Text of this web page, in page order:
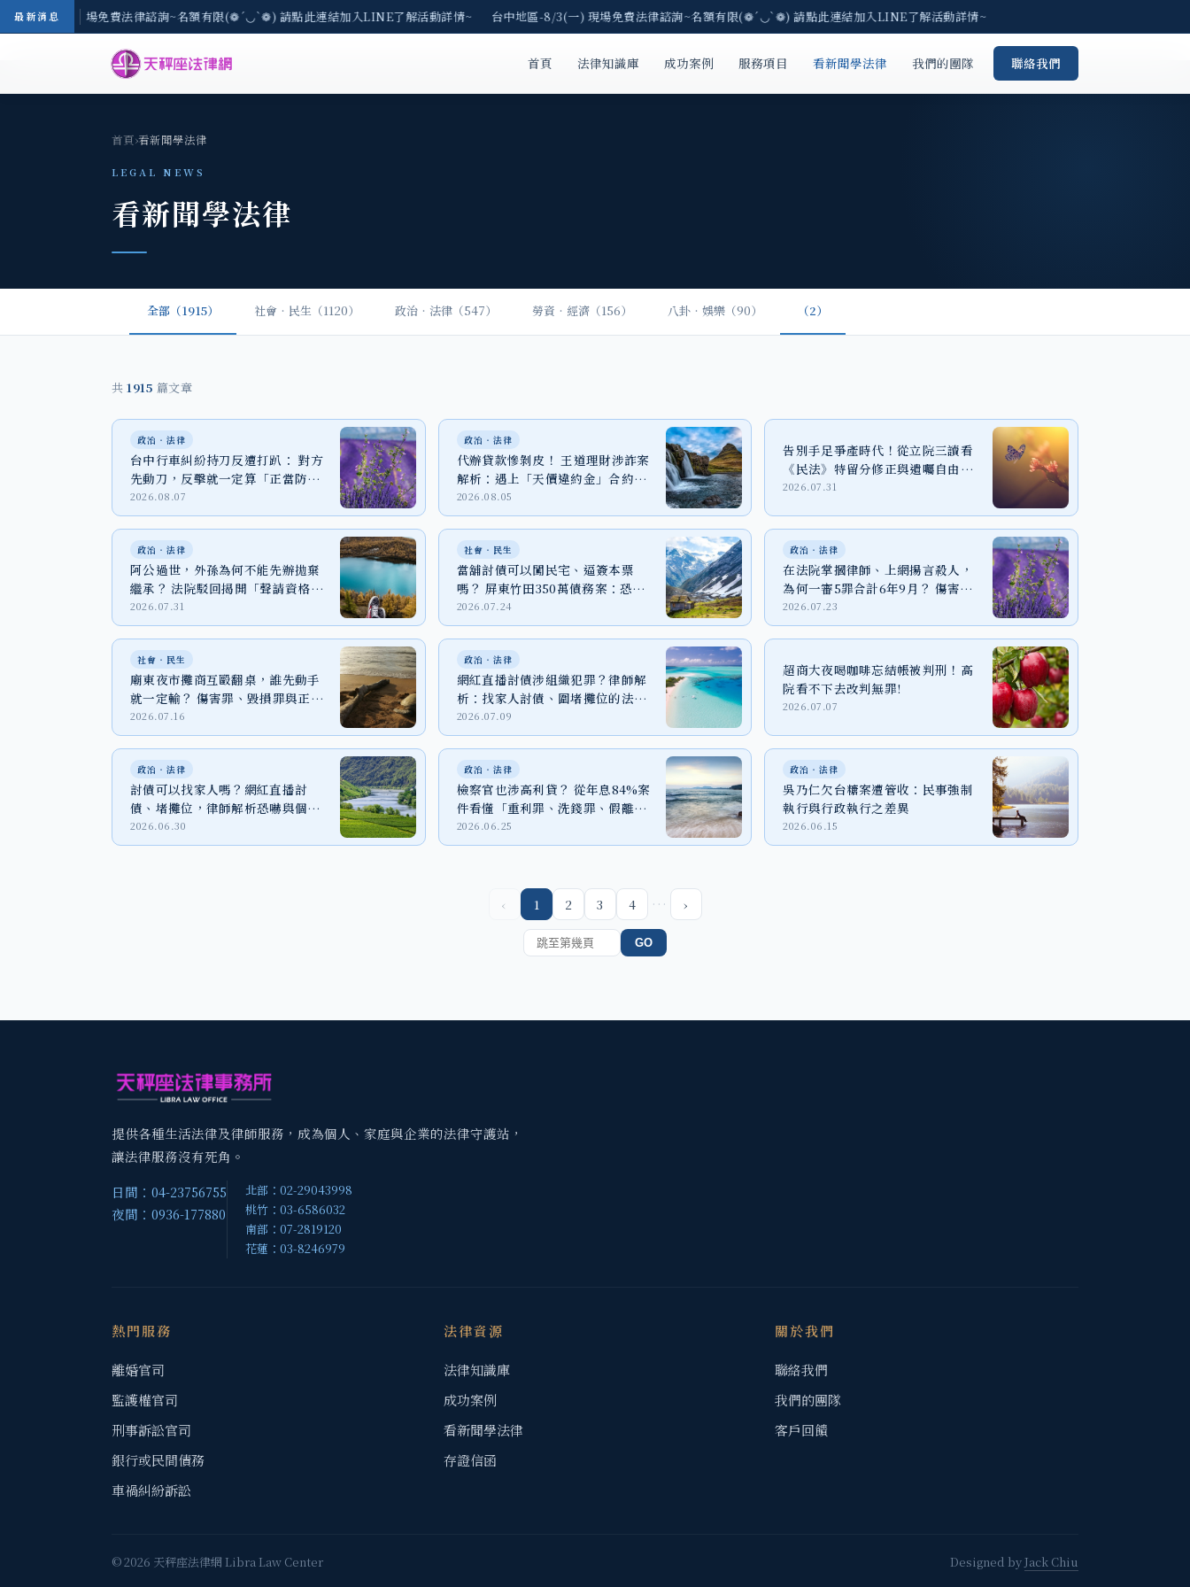
最新消息
區-8/3(一) 現場免費法律諮詢~名額有限(❁´◡`❁) 請點此連結加入LINE了解活動詳情~ 台中地區-8/3(一) 現場免費法律諮詢~名額有限(❁´◡`❁) 請點此連結加入LINE了解活動詳情~
首頁 法律知識庫 成功案例 服務項目 看新聞學法律 我們的團隊 聯絡我們
首頁›看新聞學法律
LEGAL NEWS
看新聞學法律
全部（1915） 社會‧民生（1120） 政治‧法律（547） 勞資‧經濟（156） 八卦‧娛樂（90） （2）
共 1915 篇文章
政治‧法律
台中行車糾紛持刀反遭打趴： 對方
先動刀，反擊就一定算「正當防
衛」嗎？
2026.08.07
政治‧法律
代辦貸款慘剝皮！ 王道理財涉詐案
解析：遇上「天價違約金」合約該
怎麼辦？
2026.08.05
告別手足爭產時代！從立院三讀看
《民法》特留分修正與遺囑自由之
實踐
2026.07.31
政治‧法律
阿公過世，外孫為何不能先辦拋棄
繼承？ 法院駁回揭開「聲請資格」
關鍵
2026.07.31
社會‧民生
當舖討債可以闖民宅、逼簽本票
嗎？ 屏東竹田350萬債務案：恐嚇
取財、強制罪與家屬自保
2026.07.24
政治‧法律
在法院掌摑律師、上網揚言殺人，
為何一審5罪合計6年9月？ 傷害、
恐嚇與個資法一次看懂
2026.07.23
社會‧民生
廟東夜市攤商互毆翻桌，誰先動手
就一定輸？ 傷害罪、毀損罪與正當
防衛一次看
2026.07.16
政治‧法律
網紅直播討債涉組織犯罪？律師解
析：找家人討債、圍堵攤位的法律
代價
2026.07.09
超商大夜喝咖啡忘結帳被判刑！高
院看不下去改判無罪!
2026.07.07
政治‧法律
討債可以找家人嗎？網紅直播討
債、堵攤位，律師解析恐嚇與個資
外洩風險
2026.06.30
政治‧法律
檢察官也涉高利貸？ 從年息84%案
件看懂「重利罪、洗錢罪、假離
婚」法律風險
2026.06.25
政治‧法律
吳乃仁欠台糖案遭管收：民事強制
執行與行政執行之差異
2026.06.15
‹ 1 2 3 4 … ›
GO
提供各種生活法律及律師服務，成為個人、家庭與企業的法律守護站，
讓法律服務沒有死角。
日間：04-23756755
夜間：0936-177880
北部：02-29043998
桃竹：03-6586032
南部：07-2819120
花蓮：03-8246979
熱門服務
離婚官司
監護權官司
刑事訴訟官司
銀行或民間債務
車禍糾紛訴訟
法律資源
法律知識庫
成功案例
看新聞學法律
存證信函
關於我們
聯絡我們
我們的團隊
客戶回饋
© 2026 天秤座法律網 Libra Law Center Designed byJack Chiu